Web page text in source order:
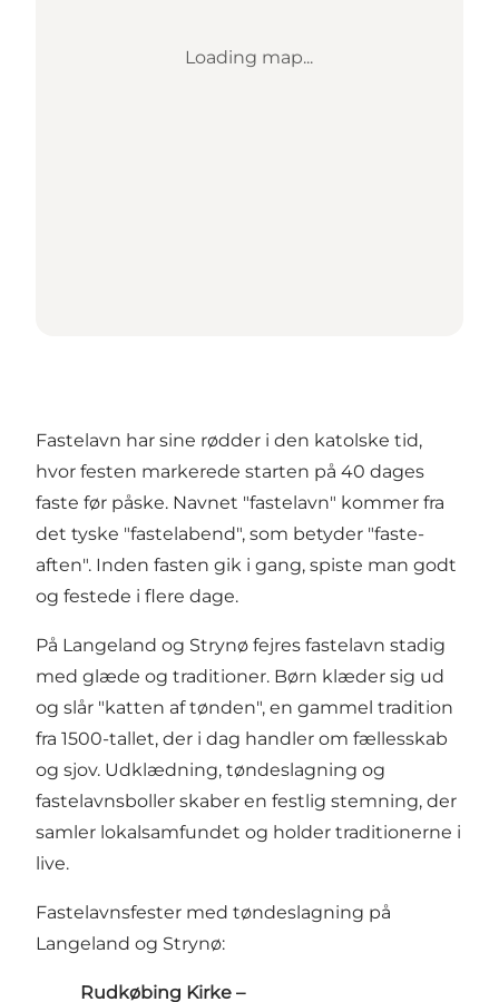
Loading map...
Fastelavn har sine rødder i den katolske tid,
hvor festen markerede starten på 40 dages
faste før påske. Navnet "fastelavn" kommer fra
det tyske "fastelabend", som betyder "faste-
aften". Inden fasten gik i gang, spiste man godt
og festede i flere dage.
På Langeland og Strynø fejres fastelavn stadig
med glæde og traditioner. Børn klæder sig ud
og slår "katten af tønden", en gammel tradition
fra 1500-tallet, der i dag handler om fællesskab
og sjov. Udklædning, tøndeslagning og
fastelavnsboller skaber en festlig stemning, der
samler lokalsamfundet og holder traditionerne i
live.
Fastelavnsfester med tøndeslagning på
Langeland og Strynø:
Rudkøbing Kirke –